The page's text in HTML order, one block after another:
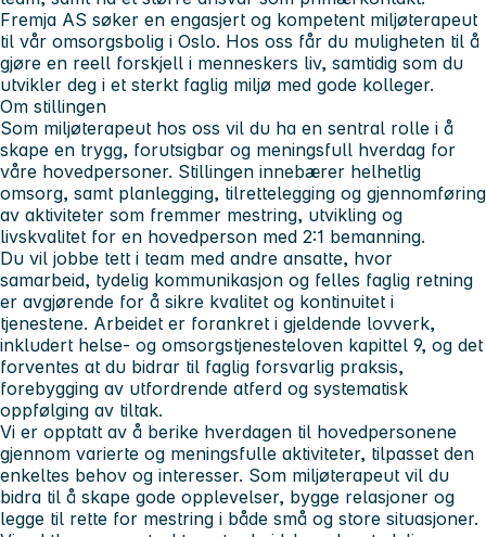
Fremja AS søker en engasjert og kompetent miljøterapeut
til vår omsorgsbolig i Oslo. Hos oss får du muligheten til å
gjøre en reell forskjell i menneskers liv, samtidig som du
utvikler deg i et sterkt faglig miljø med gode kolleger.
Om stillingen
Som miljøterapeut hos oss vil du ha en sentral rolle i å
skape en trygg, forutsigbar og meningsfull hverdag for
våre hovedpersoner. Stillingen innebærer helhetlig
omsorg, samt planlegging, tilrettelegging og gjennomføring
av aktiviteter som fremmer mestring, utvikling og
livskvalitet for en hovedperson med 2:1 bemanning.
Du vil jobbe tett i team med andre ansatte, hvor
samarbeid, tydelig kommunikasjon og felles faglig retning
er avgjørende for å sikre kvalitet og kontinuitet i
tjenestene. Arbeidet er forankret i gjeldende lovverk,
inkludert helse- og omsorgstjenesteloven kapittel 9, og det
forventes at du bidrar til faglig forsvarlig praksis,
forebygging av utfordrende atferd og systematisk
oppfølging av tiltak.
Vi er opptatt av å berike hverdagen til hovedpersonene
gjennom varierte og meningsfulle aktiviteter, tilpasset den
enkeltes behov og interesser. Som miljøterapeut vil du
bidra til å skape gode opplevelser, bygge relasjoner og
legge til rette for mestring i både små og store situasjoner.